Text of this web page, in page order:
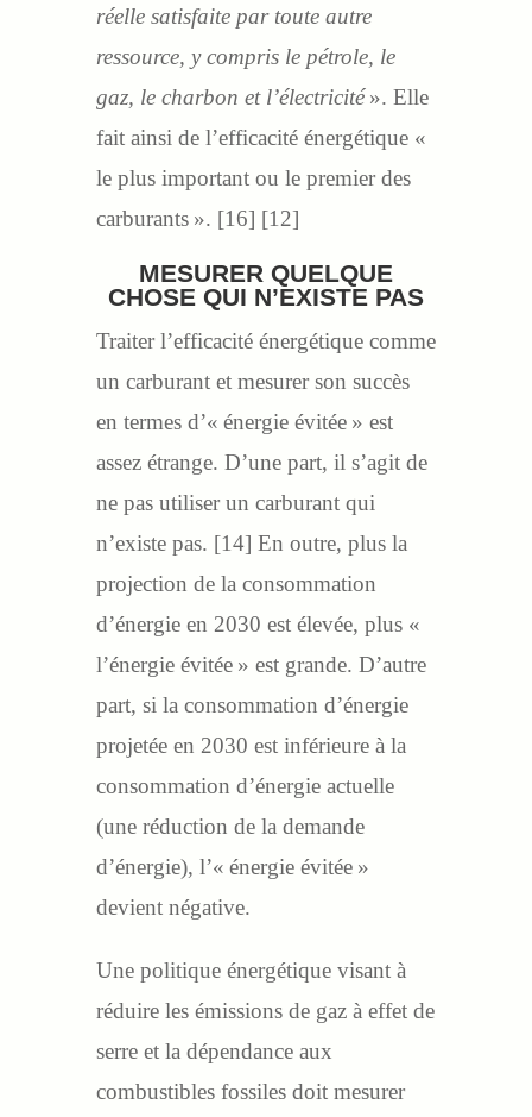
réelle satisfaite par toute autre
ressource, y compris le pétrole, le
gaz, le charbon et l’électricité». Elle
fait ainsi de l’efficacité énergétique «
le plus important ou le premier des
carburants ». [16] [12]
MESURER QUELQUE
CHOSE QUI N’EXISTE PAS
Traiter l’efficacité énergétique comme
un carburant et mesurer son succès
en termes d’« énergie évitée » est
assez étrange. D’une part, il s’agit de
ne pas utiliser un carburant qui
n’existe pas. [14] En outre, plus la
projection de la consommation
d’énergie en 2030 est élevée, plus «
l’énergie évitée » est grande. D’autre
part, si la consommation d’énergie
projetée en 2030 est inférieure à la
consommation d’énergie actuelle
(une réduction de la demande
d’énergie), l’« énergie évitée »
devient négative.
Une politique énergétique visant à
réduire les émissions de gaz à effet de
serre et la dépendance aux
combustibles fossiles doit mesurer